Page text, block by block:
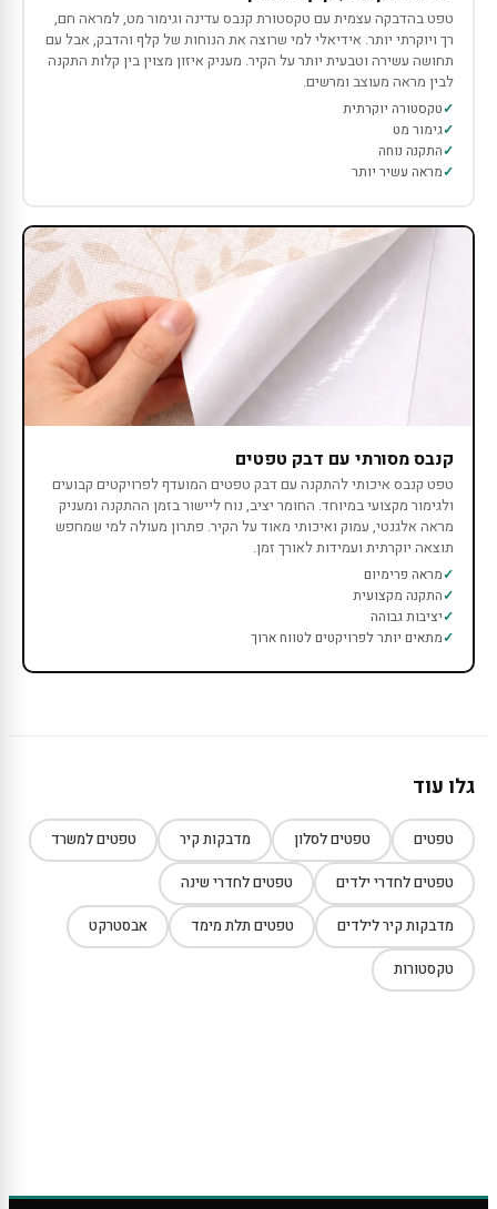
טפט בהדבקה עצמית עם טקסטורת קנבס עדינה וגימור מט, למראה חם,
רך ויוקרתי יותר. אידיאלי למי שרוצה את הנוחות של קלף והדבק, אבל עם
תחושה עשירה וטבעית יותר על הקיר. מעניק איזון מצוין בין קלות התקנה
לבין מראה מעוצב ומרשים.
טקסטורה יוקרתית
גימור מט
התקנה נוחה
מראה עשיר יותר
קנבס מסורתי עם דבק טפטים
טפט קנבס איכותי להתקנה עם דבק טפטים המועדף לפרויקטים קבועים
ולגימור מקצועי במיוחד. החומר יציב, נוח ליישור בזמן ההתקנה ומעניק
מראה אלגנטי, עמוק ואיכותי מאוד על הקיר. פתרון מעולה למי שמחפש
תוצאה יוקרתית ועמידות לאורך זמן.
מראה פרימיום
התקנה מקצועית
יציבות גבוהה
מתאים יותר לפרויקטים לטווח ארוך
גלו עוד
טפטים טפטים לסלון מדבקות קיר טפטים למשרד
טפטים לחדרי ילדים טפטים לחדרי שינה
מדבקות קיר לילדים טפטים תלת מימד אבסטרקט
טקסטורות